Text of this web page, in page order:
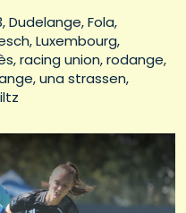
Dudelange Fola
Luxembourg
racing union rodange
una strassen